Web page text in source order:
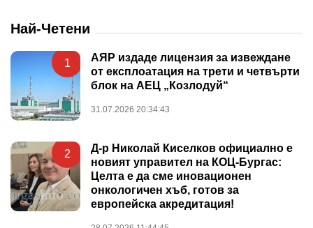
Най-Четени
1
АЯР издаде лицензия за извеждане
от експлоатация на трети и четвърти
блок на АЕЦ „Козлодуй“
31.07.2026 20:34:43
2
Д-р Николай Киселков официално е
новият управител на КОЦ-Бургас:
Целта е да сме иновационен
онкологичен хъб, готов за
европейска акредитация!